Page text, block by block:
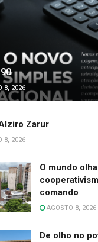
8, 2026
Zarur
8, 2026
O mundo
comando
AGOSTO 8, 2026
De olho no